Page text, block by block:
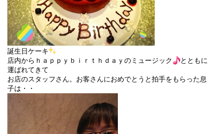
誕生日ケーキ
店内からｈａｐｐｙｂｉｒｔｈｄａｙのミュージック
とともに
運ばれてきて
お店のスタッフさん。お客さんにおめでとうと拍手をもらった息
子は・・